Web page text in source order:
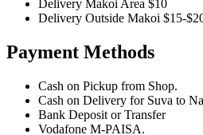
Delivery Makoi Area $10
Delivery Outside Makoi $15-
Payment Methods
Cash on Pickup from Shop.
Cash on Delivery for Suva to
Bank Deposit or Transfer
Vodafone M-PAISA.